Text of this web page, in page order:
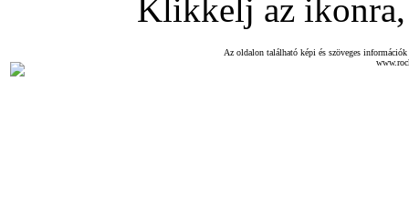
Klikkelj az ikonra,
Az oldalon található képi és szöveges információk